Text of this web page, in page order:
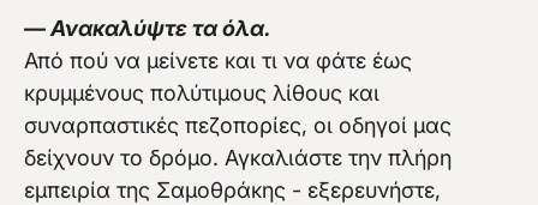
—Ανακαλύψτε τα όλα.
Από πού να μείνετε και τι να φάτε έως
κρυμμένους πολύτιμους λίθους και
συναρπαστικές πεζοπορίες, οι οδηγοί μας
δείχνουν το δρόμο. Αγκαλιάστε την πλήρη
εμπειρία της Σαμοθράκης - εξερευνήστε,